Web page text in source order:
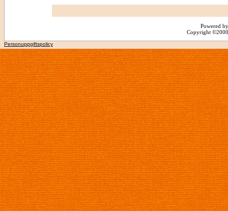
Powered
Copyright
Personuppgiftspolicy